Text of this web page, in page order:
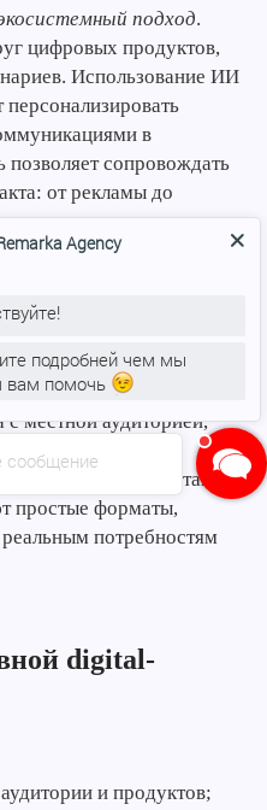
подход.
цифровых продуктов,
Использование ИИ
в
сопровождать
от рекламы до
банков
делать ставку на
с местной аудиторией,
на нишевых
преимущество. В таких
простые форматы,
потребностям
digital-
и продуктов;
сообщение
Agency
подробней чем мы
помочь